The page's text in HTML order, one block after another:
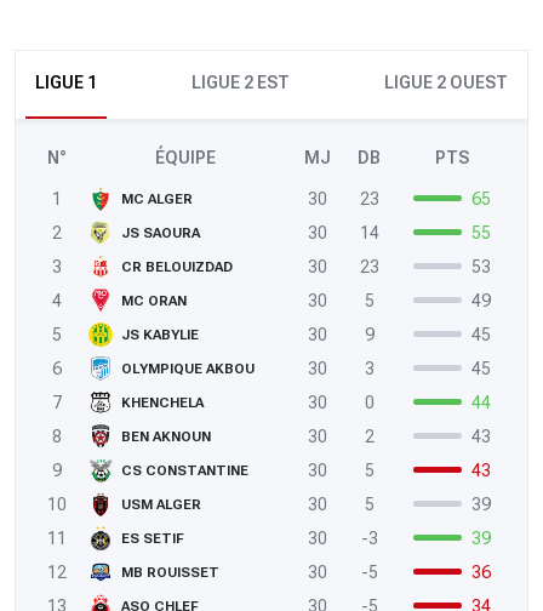
LIGUE 1 LIGUE 2 EST LIGUE 2 OUEST
N° ÉQUIPE MJ DB PTS
1 MC ALGER 30 23
65
2
JS SAOURA 30 14
55
3
CR BELOUIZDAD 30 23
53
4
MC ORAN 30 5
49
5
JS KABYLIE 30 9
45
6
OLYMPIQUE AKBOU 30 3
45
7
KHENCHELA 30 0
44
8
BEN AKNOUN 30 2
43
9
CS CONSTANTINE 30 5
43
10
USM ALGER 30 5
39
11
ES SETIF 30 -3
39
12
MB ROUISSET 30 -5
36
13
ASO CHLEF 30 -5
34